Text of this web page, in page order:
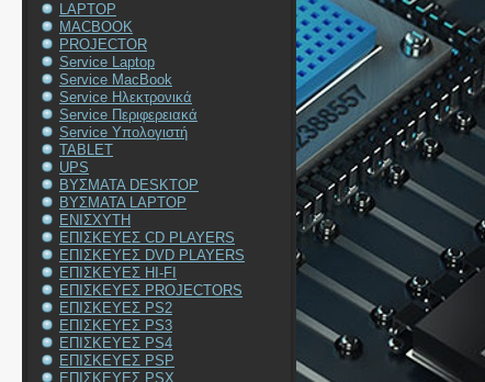
LAPTOP
MACBOOK
PROJECTOR
Service Laptop
Service MacBook
Service Ηλεκτρονικά
Service Περιφερειακά
Service Υπολογιστή
TABLET
UPS
ΒΥΣΜΑΤΑ DESKTOP
ΒΥΣΜΑΤΑ LAPTOP
ΕΝΙΣΧΥΤΗ
ΕΠΙΣΚΕΥΕΣ CD PLAYERS
ΕΠΙΣΚΕΥΕΣ DVD PLAYERS
ΕΠΙΣΚΕΥΕΣ HI-FI
ΕΠΙΣΚΕΥΕΣ PROJECTORS
ΕΠΙΣΚΕΥΕΣ PS2
ΕΠΙΣΚΕΥΕΣ PS3
ΕΠΙΣΚΕΥΕΣ PS4
ΕΠΙΣΚΕΥΕΣ PSP
ΕΠΙΣΚΕΥΕΣ PSX